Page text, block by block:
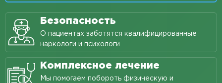
Кодирование Аквилонгом
Кодирование Эспераль
Лечение игромании
Лечение наркомании
Безопасность
О пациентах заботятся квалифицированные
наркологи и психологи
Комплексное лечение
Мы помогаем побороть физическую и